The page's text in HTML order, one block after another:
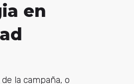
en
la campaña, o